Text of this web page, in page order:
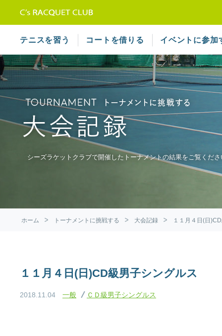
テニスを習う コートを借りる イベントに参加
シーズラケットクラブで開催したトーナメントの結果をご覧くださ
ホーム トーナメントに挑戦する 大会記録 １１月４日(日
１１月４日(日)CD級男子シングルス
2018.11.04 一般 ＣＤ級男子シングルス